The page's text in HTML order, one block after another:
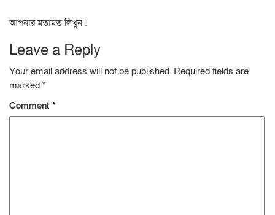
আপনার মতামত লিখুন :
Leave a Reply
Your email address will not be published. Required fields are
marked *
Comment *